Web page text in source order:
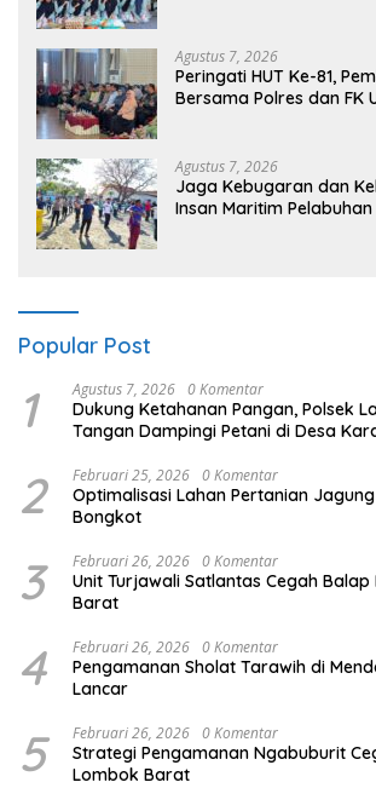
Agustus 7, 2026
Peringati HUT Ke-81,
Bersama Polres dan FK
Agustus 7, 2026
Jaga Kebugaran dan
Insan Maritim
Popular Post
1 Agustus 7, 2026 0 Komentar
Dukung Ketahanan Pangan, Polsek
Tangan Dampingi Petani di Desa
2 Februari 25, 2026 0 Komentar
Optimalisasi Lahan Pertanian
Bongkot
3 Februari 26, 2026 0 Komentar
Unit Turjawali Satlantas Cegah
Barat
4 Februari 26, 2026 0 Komentar
Pengamanan Sholat Tarawih di
Lancar
5 Februari 26, 2026 0 Komentar
Strategi Pengamanan Ngabuburit
Lombok Barat